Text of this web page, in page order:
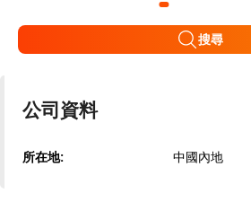
搜尋
公司資料
所在地: 中國內地